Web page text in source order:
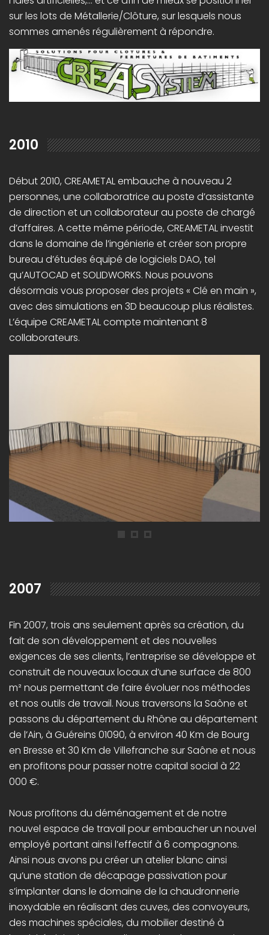
sur les lots de Métallerie/Clôture, sur lesquels nous
sommes amenés régulièrement à répondre.
2010
Début 2010, CREAMETAL embauche à nouveau 2
personnes, une collaboratrice au poste d’assistante
de direction et un collaborateur au poste de chargé
d’affaires. A cette même période, CREAMETAL investit
dans le domaine de l’ingénierie et créer son propre
bureau d’études équipé de logiciels DAO, tel
qu’AUTOCAD et SOLIDWORKS. Nous pouvons
désormais vous proposer des projets « Clé en main »,
avec des simulations en 3D beaucoup plus réalistes.
L’équipe CREAMETAL compte maintenant 8
collaborateurs.
2007
Fin 2007, trois ans seulement après sa création, du
fait de son développement et des nouvelles
exigences de ses clients, l’entreprise se développe et
construit de nouveaux locaux d’une surface de 800
m² nous permettant de faire évoluer nos méthodes
et nos outils de travail. Nous traversons la Saône et
passons du département du Rhône au département
de l’Ain, à Guéreins 01090, à environ 40 Km de Bourg
en Bresse et 30 Km de Villefranche sur Saône et nous
en profitons pour passer notre capital social à 22
000 €.
Nous profitons du déménagement et de notre
nouvel espace de travail pour embaucher un nouvel
employé portant ainsi l’effectif à 6 compagnons.
Ainsi nous avons pu créer un atelier blanc ainsi
qu’une station de décapage passivation pour
s’implanter dans le domaine de la chaudronnerie
inoxydable en réalisant des cuves, des convoyeurs,
des machines spéciales, du mobilier destiné à